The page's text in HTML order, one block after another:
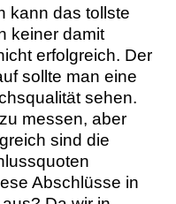
kann das tollste
keiner damit
erfolgreich. Der
sollte man eine
sehen.
messen, aber
sind die
Abschlüsse in